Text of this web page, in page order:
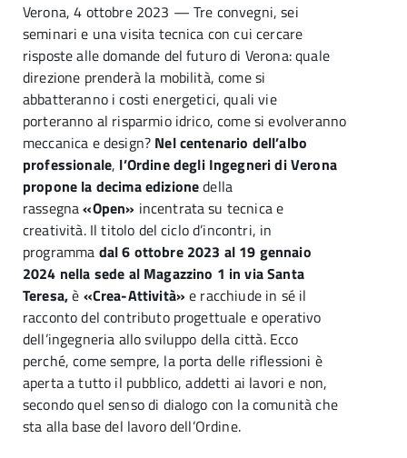
Verona, 4 ottobre 2023 — Tre convegni, sei
seminari e una visita tecnica con cui cercare
risposte alle domande del futuro di Verona: quale
direzione prenderà la mobilità, come si
abbatteranno i costi energetici, quali vie
porteranno al risparmio idrico, come si evolveranno
meccanica e design? Nel centenario dell’albo
professionale, l’Ordine degli Ingegneri di Verona
propone la decima edizionedella
rassegna«Open» incentrata su tecnica e
creatività. Il titolo del ciclo d’incontri, in
programma dal 6 ottobre 2023 al 19 gennaio
2024 nella sede al Magazzino 1 in via Santa
Teresa,è «Crea-Attività» e racchiude in sé il
racconto del contributo progettuale e operativo
dell’ingegneria allo sviluppo della città. Ecco
perché, come sempre, la porta delle riflessioni è
aperta a tutto il pubblico, addetti ai lavori e non,
secondo quel senso di dialogo con la comunità che
sta alla base del lavoro dell’Ordine.